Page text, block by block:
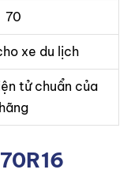
70
xe du lịch
tử chuẩn của
hãng